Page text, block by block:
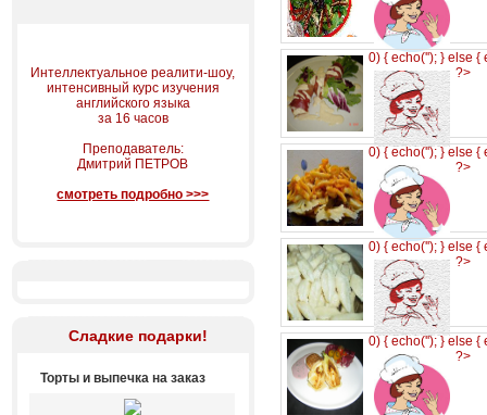
Интеллектуальное реалити-шоу,
интенсивный курс изучения
английского языка
за 16 часов
Преподаватель:
Дмитрий ПЕТРОВ
смотреть подробно >>>
Сладкие подарки!
Торты и выпечка на заказ
0) { echo(''); } else {
?>
0) { echo(''); } else {
?>
0) { echo(''); } else {
?>
0) { echo(''); } else {
?>